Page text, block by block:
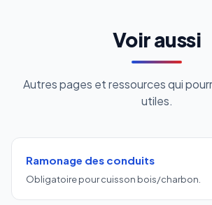
Voir aussi
Autres pages et ressources qui
utiles.
Ramonage des conduits
Obligatoire pour cuisson bois/charbon.